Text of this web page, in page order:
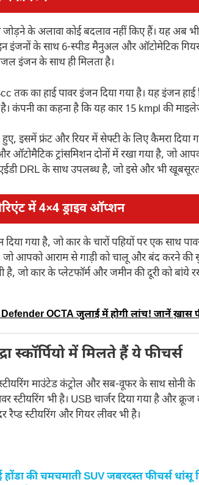
जोड़ने के अलावा कोई बदलाव नहीं किए हैं। यह अब
इंजनों के साथ 6-स्पीड मैनुअल और ऑटोमेटिक
इंजन के साथ ही मिलता है।
तक का हाई पावर इंजन दिया गया है। यह इंजन
कंपनी का कहना है कि यह कार 15 kmpl की
हुए, इसमें फ्रंट और रियर में सेफ्टी के लिए कैमरा
ऑटोमैटिक ट्रांसमिशन दोनों में रखा गया है, जो
DRL के साथ उपलब्ध है, जो इसे और भी खूबसूरत
में 4×4 ड्राइव ऑप्शन
गया है, जो कार के चारों पहियों पर एक साथ
जो आपको आराम से गाड़ी को चालू और बंद करने की
है, जो कार के प्लेटफॉर्म और जमीन की दूरी को बांये
OCTA जुलाई में होगी लांच! जानें ख़ास
स्कॉर्पियो में मिलते हैं ये फीचर्स
स्टीयरिंग माउंटेड कंट्रोल और सब-वूफर के साथ सोनी के
स्टीयरिंग भी है। USB चार्जर दिया गया है और
स्टीयरिंग और गियर लीवर भी है।
की चमचमाती SUV जबरदस्त फीचर्स धांसू